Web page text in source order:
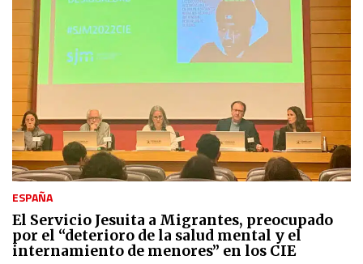
ESPAÑA
El Servicio Jesuita a Migrantes, preocupado
por el “deterioro de la salud mental y el
internamiento de menores” en los CIE
Develop and improve services
Use limited data to select content
IAB Special Features:
Use precise geolocation data
Identify devices based on information actively requested
Non-IAB processing purposes:
Essential